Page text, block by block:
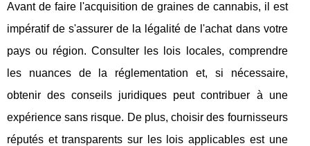
Avant de faire l'acquisition de graines de cannabis, il est
impératif de s'assurer de la légalité de l'achat dans votre
pays ou région. Consulter les lois locales, comprendre
les nuances de la réglementation et, si nécessaire,
obtenir des conseils juridiques peut contribuer à une
expérience sans risque. De plus, choisir des fournisseurs
réputés et transparents sur les lois applicables est une